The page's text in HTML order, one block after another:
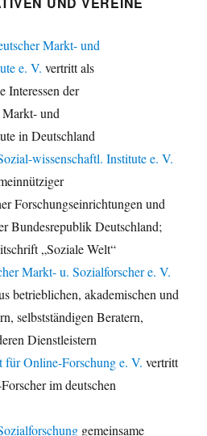
Markt- und
e. V. vertritt als
Interessen der
und
in Deutschland
wissenschaftl. Institute e. V.
Forschungseinrichtungen und
Bundesrepublik Deutschland;
„Soziale Welt“
Markt- u. Sozialforscher e. V.
betrieblichen, akademischen und
selbstständigen Beratern,
Dienstleistern
für Online-Forschung e. V. vertritt
im deutschen
gemeinsame